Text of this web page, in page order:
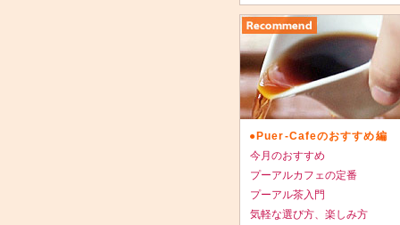
●Puer-Cafeのおすすめ編
今月のおすすめ
プーアルカフェの定番
プーアル茶入門
気軽な選び方、楽しみ方